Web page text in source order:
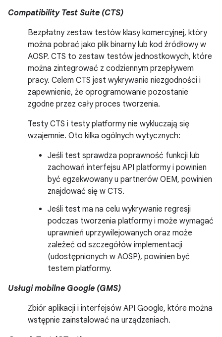
Compatibility Test Suite (CTS)
Bezpłatny zestaw testów klasy komercyjnej, który
można pobrać jako plik binarny lub kod źródłowy w
AOSP. CTS to zestaw testów jednostkowych, które
można zintegrować z codziennym przepływem
pracy. Celem CTS jest wykrywanie niezgodności i
zapewnienie, że oprogramowanie pozostanie
zgodne przez cały proces tworzenia.
Testy CTS i testy platformy nie wykluczają się
wzajemnie. Oto kilka ogólnych wytycznych:
Jeśli test sprawdza poprawność funkcji lub
zachowań interfejsu API platformy i powinien
być egzekwowany u partnerów OEM, powinien
znajdować się w CTS.
Jeśli test ma na celu wykrywanie regresji
podczas tworzenia platformy i może wymagać
uprawnień uprzywilejowanych oraz może
zależeć od szczegółów implementacji
(udostępnionych w AOSP), powinien być
testem platformy.
Usługi mobilne Google (GMS)
Zbiór aplikacji i interfejsów API Google, które można
wstępnie zainstalować na urządzeniach.